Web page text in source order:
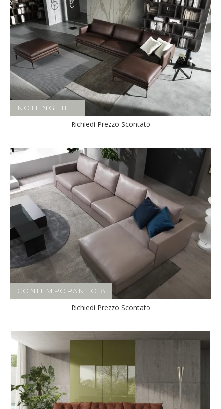
NOTTING HILL
Richiedi Prezzo Scontato
CONTEMPORANEO 8
Richiedi Prezzo Scontato